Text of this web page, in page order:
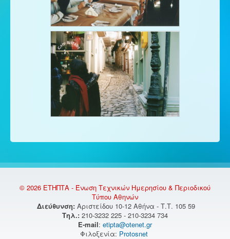
© 2026 ΕΤΗΠΤΑ - Ένωση Τεχνικών Ημερησίου & Περιοδικού
Τύπου Αθηνών
Διεύθυνση: Αριστείδου 10-12 Αθήνα - Τ.Τ. 105 59
Τηλ.: 210-3232 225 - 210-3234 734
E-mail: etipta@otenet.gr
Φιλοξενία: Protosnet